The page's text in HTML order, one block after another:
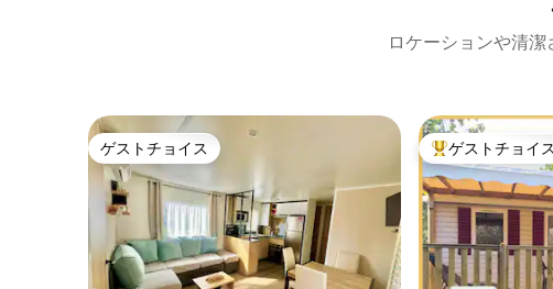
ロケーションや清
ゲストチョイス
ゲストチョイス 大好評のゲスト
ゲストチョイス